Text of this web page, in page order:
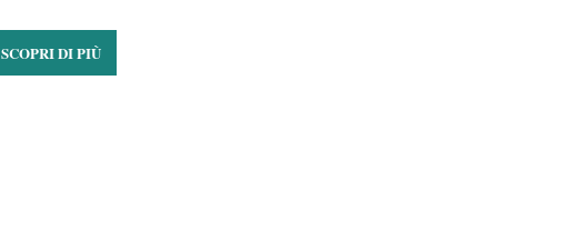
SCOPRI DI PIÙ